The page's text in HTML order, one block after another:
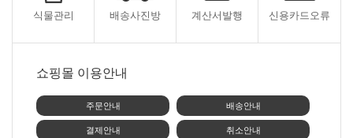
식물관리 배송사진방 계산서발행 신용카드오류
쇼핑몰 이용안내
주문안내 배송안내
결제안내 취소안내